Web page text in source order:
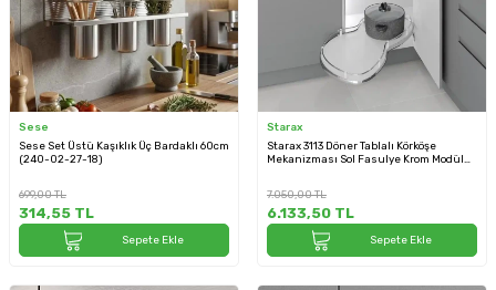
Sese
Sese Set Üstü Kaşıklık Üç Bardaklı 60cm
(240-02-27-18)
699,00TL
314,55 TL
Sepete Ekle
Starax
Starax 3113 Döner Tablalı Körköşe
Mekanizması Sol Fasulye Krom Modül
7.050,00TL
6.133,50 TL
Sepete Ekle